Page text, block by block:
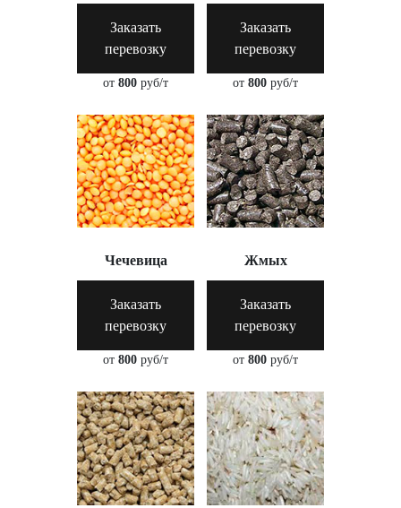
Заказать
перевозку
от 800 руб/т
Заказать
перевозку
от 800 руб/т
Чечевица
Заказать
перевозку
от 800 руб/т
Жмых
Заказать
перевозку
от 800 руб/т